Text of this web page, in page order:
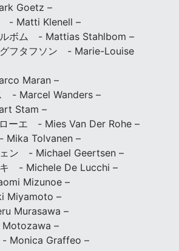
Goetz –
- Matti Klenell –
ルボム - Mattias Stahlbom –
グフタフソン - Marie-Louise
Maran –
- Marcel Wanders –
Stam –
ーエ - Mies Van Der Rohe –
Mika Tolvanen –
ェン - Michael Geertsen –
キ - Michele De Lucchi –
Mizunoe –
Miyamoto –
Murasawa –
–
Monica Graffeo –